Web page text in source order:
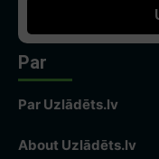
Par
Par Uzlādēts.lv
About Uzlādēts.lv